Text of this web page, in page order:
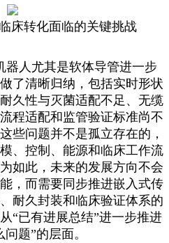
床转化面临的关键挑战
器人尤其是软体导管进一步
了清晰归纳，包括实时形状
久性与灭菌适配不足、无缆
程适配和监管验证标准尚不
些问题并不是孤立存在的，
、控制、能源和临床工作流
如此，未来的发展方向不会
，而需要同步推进嵌入式传
耐久封装和临床验证体系的
“已有进展总结”进一步推进
题”的层面。